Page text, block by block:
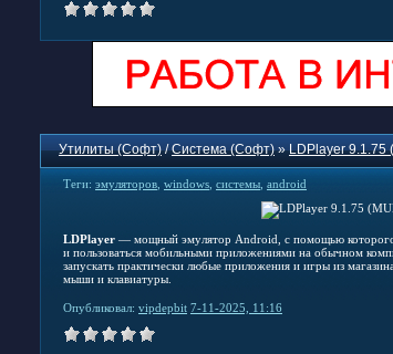
Утилиты (Софт)/Система (Софт)»LDPlayer 9.1.75
Теги: эмуляторов windows системы android
LDPlayer — мощный эмулятор Android, с помощью
и пользоваться мобильными приложениями на обычном
запускать практически любые приложения и игры из
мыши и клавиатуры.
Опубликовал: vipdepbit 7-11-2025, 11:16